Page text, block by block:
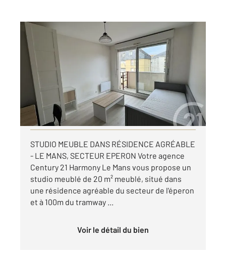
LE MANS 72
, 1 pièce
Ref : 44539
Appartement Studio à louer
440 €
par mois charges comprises
Visiter le site dédié
STUDIO MEUBLE DANS RÉSIDENCE AGRÉABLE
- LE MANS, SECTEUR EPERON Votre agence
Century 21 Harmony Le Mans vous propose un
studio meublé de 20 m² meublé, situé dans
une résidence agréable du secteur de l'éperon
et à 100m du tramway ...
Voir le détail du bien